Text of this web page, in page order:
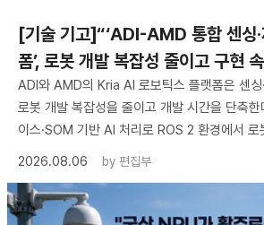
[기술 기고]“‘ADI-AMD 통합 센싱·
폼’, 로봇 개발 복잡성 줄이고 구현
ADI와 AMD의 Kria AI 로보틱스 플랫폼은 센싱
로봇 개발 복잡성을 줄이고 개발 시간을 단축한
이스·SOM 기반 AI 처리로 ROS 2 환경에서 로
2026.08.06
by 편집부